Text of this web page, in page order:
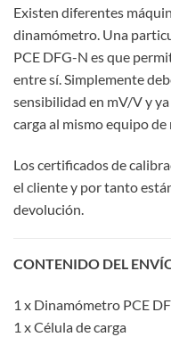
Existen diferentes
dinamómetro. Una
PCE DFG-N es que
entre sí. Simplemente
sensibilidad en mV/V y
carga al mismo equipo de
Los certificados de
el cliente y por tanto
devolución.
CONTENIDO DEL
1 x Dinamómetro PCE
1 x Célula de carga